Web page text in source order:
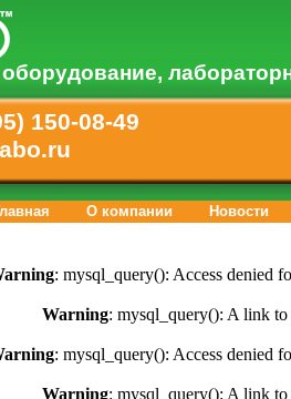
150-08-49
О компании Новости
: mysql_query(): Access denied
Warning: mysql_query(): A link to
: mysql_query(): Access denied
Warning: mysql_query(): A link to